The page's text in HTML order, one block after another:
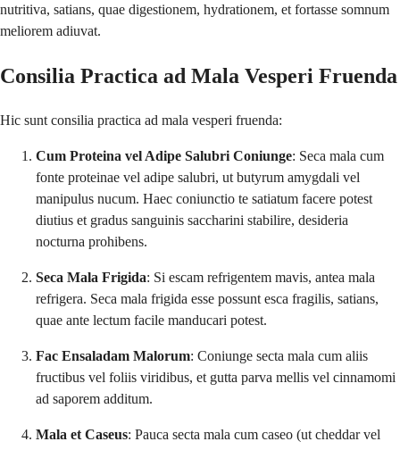
nutritiva, satians, quae digestionem, hydrationem, et fortasse somnum
meliorem adiuvat.
Consilia Practica ad Mala Vesperi Fruenda
Hic sunt consilia practica ad mala vesperi fruenda:
Cum Proteina vel Adipe Salubri Coniunge: Seca mala cum
fonte proteinae vel adipe salubri, ut butyrum amygdali vel
manipulus nucum. Haec coniunctio te satiatum facere potest
diutius et gradus sanguinis saccharini stabilire, desideria
nocturna prohibens.
Seca Mala Frigida: Si escam refrigentem mavis, antea mala
refrigera. Seca mala frigida esse possunt esca fragilis, satians,
quae ante lectum facile manducari potest.
Fac Ensaladam Malorum: Coniunge secta mala cum aliis
fructibus vel foliis viridibus, et gutta parva mellis vel cinnamomi
ad saporem additum.
Mala et Caseus: Pauca secta mala cum caseo (ut cheddar vel